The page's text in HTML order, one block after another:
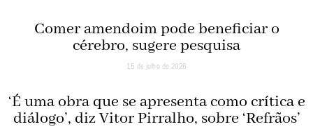
Comer amendoim pode beneficiar o
cérebro, sugere pesquisa
15 de julho de 2026
‘É uma obra que se apresenta como crítica e
diálogo’, diz Vitor Pirralho, sobre ‘Refrãos’